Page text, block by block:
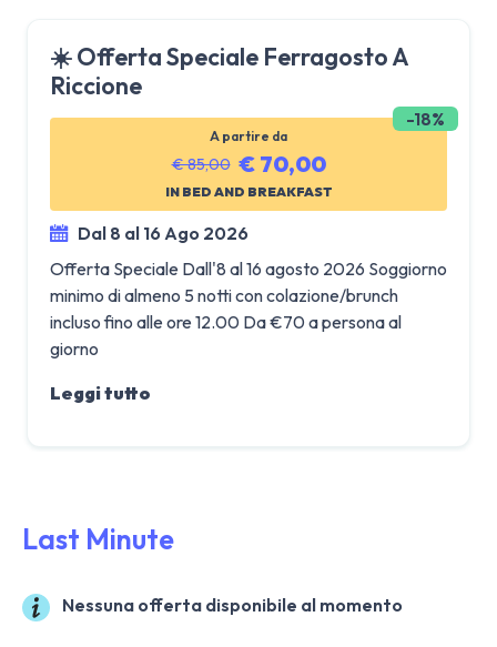
☀️ Offerta Speciale Ferragosto A
Riccione
A partire da
€ 85,00 € 70,00
IN BED AND BREAKFAST
-18%
Dal 8 al 16 Ago 2026
Offerta Speciale Dall'8 al 16 agosto 2026 Soggiorno
minimo di almeno 5 notti con colazione/brunch
incluso fino alle ore 12.00 Da €70 a persona al
giorno
Leggi tutto
Last Minute
Nessuna offerta disponibile al momento